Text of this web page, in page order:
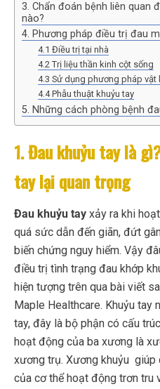
3. Chẩn đoán bệnh liên quan
nào?
4. Phương pháp điều trị đau
4.1 Điều trị tại nhà
4.2 Trị liệu thần kinh cột sống
4.3 Sử dụng phương pháp vật
4.4 Phẫu thuật khuỷu tay
5. Những cách phòng bệnh
1. Đau khuỷu tay là
tay lại quan trọng
Đau khuỷu tay xảy ra khi
quá sức dẫn đến giãn, đứt
biến chứng nguy hiểm. Vậy
điều trị tình trạng đau khớp
hiện tượng trên qua bài viết
Maple Healthcare. Khuỷu tay
tay, đây là bộ phận có cấu
hoạt động của ba xương là
xương trụ. Xương khuỷu giúp
của cơ thể hoạt động trơn tru